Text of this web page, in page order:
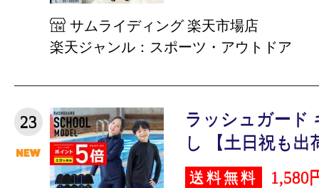
サムライディング 楽天市場店
楽天ジャンル：スポーツ・アウトドア
23
ラッシュガード
し 【土日祝も
送料無料 1,580